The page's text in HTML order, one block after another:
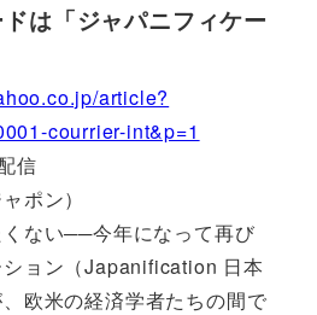
は「ジャパニフィケー
article?
courrier-int&p=1
信
ポン）
ない──今年になって再び
ション（Japanification 日本
欧米の経済学者たちの間で